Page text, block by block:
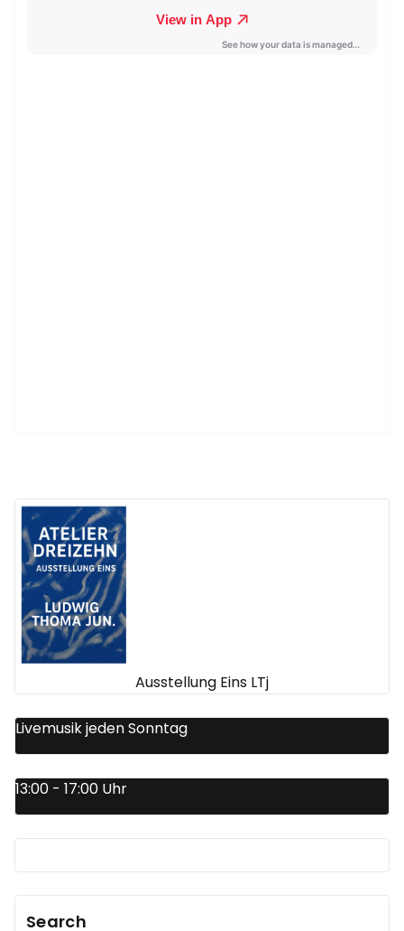
Ausstellung Eins LTj
Livemusik jeden Sonntag
13:00 - 17:00 Uhr
Search